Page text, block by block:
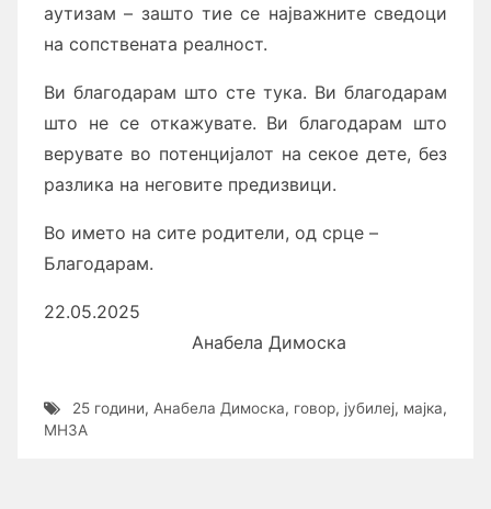
аутизам – зашто тие се најважните сведоци
на сопствената реалност.
Ви благодарам што сте тука. Ви благодарам
што не се откажувате. Ви благодарам што
верувате во потенцијалот на секое дете, без
разлика на неговите предизвици.
Во името на сите родители, од срце –
Благодарам.
22.05.2025
Анабела Димоска
25 години, Анабела Димоска, говор, јубилеј, мајка,
МНЗА